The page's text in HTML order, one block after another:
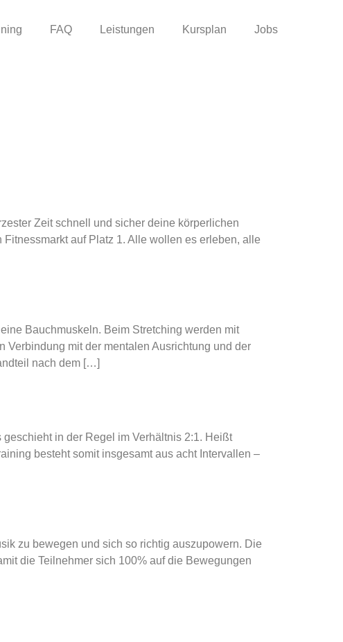
FAQ Leistungen Kursplan Jobs
Zeit schnell und sicher deine körperlichen
auf Platz 1. Alle wollen es erleben, alle
Bauchmuskeln. Beim Stretching werden mit
mit der mentalen Ausrichtung und der
nach dem […]
in der Regel im Verhältnis 2:1. Heißt
besteht somit insgesamt aus acht Intervallen –
zu bewegen und sich so richtig auszupowern. Die
die Teilnehmer sich 100% auf die Bewegungen